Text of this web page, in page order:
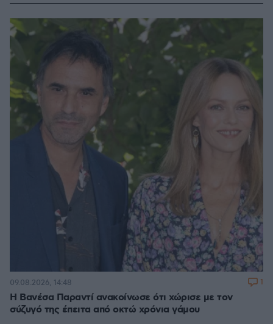
Η Βανέσα Παραντί ανακοίνωσε ότι χώρισε με τον
σύζυγό της έπειτα από οκτώ χρόνια γάμου
09.08.2026, 14:48 1